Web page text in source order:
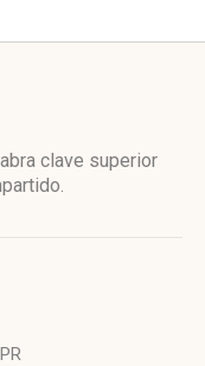
clave superior